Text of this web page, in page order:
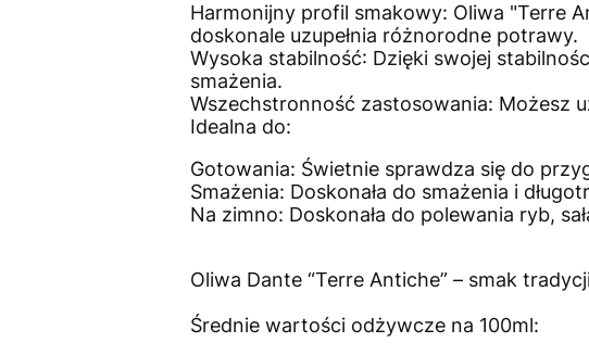
Harmonijny profil smakowy: Oliwa "Terre
doskonale uzupełnia różnorodne potrawy.
Wysoka stabilność: Dzięki swojej
smażenia.
Wszechstronność zastosowania: Możesz
Idealna do:
Gotowania: Świetnie sprawdza się do
Smażenia: Doskonała do smażenia i
Na zimno: Doskonała do polewania ryb,
Oliwa Dante “Terre Antiche” – smak
Średnie wartości odżywcze na 100ml: